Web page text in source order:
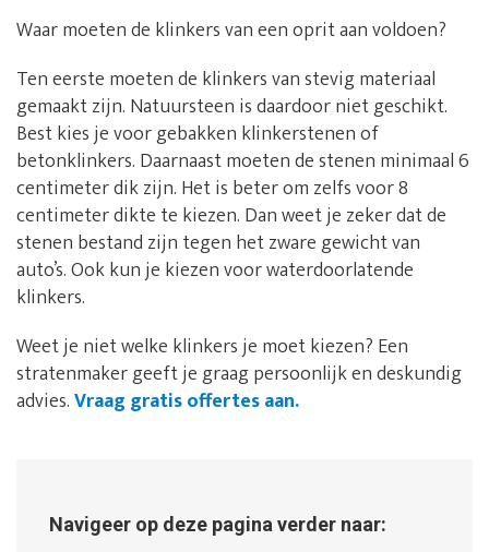
Waar moeten de klinkers van een oprit aan voldoen?
Ten eerste moeten de klinkers van stevig materiaal
gemaakt zijn. Natuursteen is daardoor niet geschikt.
Best kies je voor gebakken klinkerstenen of
betonklinkers. Daarnaast moeten de stenen minimaal 6
centimeter dik zijn. Het is beter om zelfs voor 8
centimeter dikte te kiezen. Dan weet je zeker dat de
stenen bestand zijn tegen het zware gewicht van
auto’s. Ook kun je kiezen voor waterdoorlatende
klinkers.
Weet je niet welke klinkers je moet kiezen? Een
stratenmaker geeft je graag persoonlijk en deskundig
advies.Vraag gratis offertes aan.
Navigeer op deze pagina verder naar: